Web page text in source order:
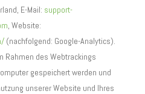
E-Mail: support-
, Website:
(nachfolgend: Google-Analytics).
Rahmen des Webtrackings
gespeichert werden und
unserer Website und Ihres